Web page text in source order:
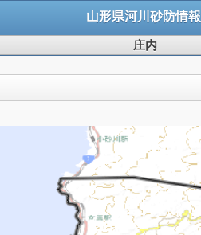
山形県河川砂防情報
庄内